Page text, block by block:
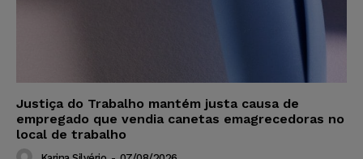
Justiça do Trabalho mantém justa causa de
empregado que vendia canetas emagrecedoras no
local de trabalho